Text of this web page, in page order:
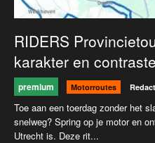
RIDERS
karakter en
premium Motorroutes
Toe aan een toerdag zonder het
snelweg? Spring op je motor en
Utrecht is. Deze rit...